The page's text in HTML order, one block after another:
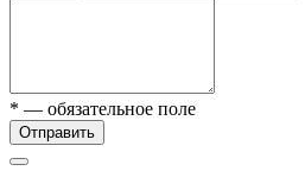
* — обязательное поле
Отправить